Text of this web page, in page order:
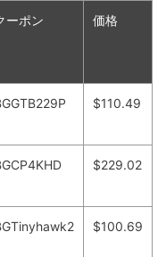
ーポン 価格
$110.49
$229.02
$100.69